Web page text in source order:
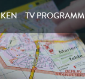
TV PROGRAMM